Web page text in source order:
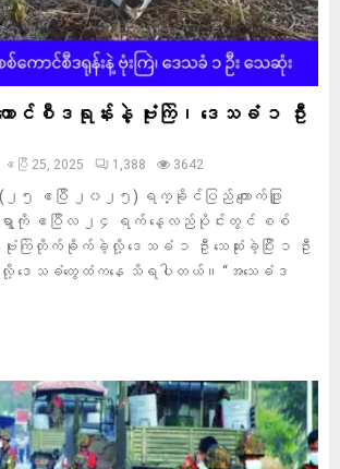
ောင်စီဒရုန်းနဲ့ ဗုံးကြဲ၊ ဒေသခံ ၁ ဦး
ဧပြီ 25, 2025 1,388 3642
၅ ဧပြီ ၂၀၂၅) ရက္ခိုင်ပြည် ကျောက်ဖြူ
ျေးရွာကို ဧပြီလ ၂၄ ရက် နေ့လည်ပိုင်းတွင် စစ်
းကြဲတိုက်ခိုက်ခဲ့လို့ ဒေသခံ ၁ ဦး သေဆုံးခဲ့ပြီး ၁ ဦး
ဒေသခံတွေထံကနေ သိရပါတယ်။ “အသေခံဒ